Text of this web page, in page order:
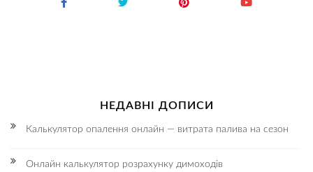
НЕДАВНІ ДОПИСИ
Калькулятор опалення онлайн — витрата палива на сезон
Онлайн калькулятор розрахунку димоходів